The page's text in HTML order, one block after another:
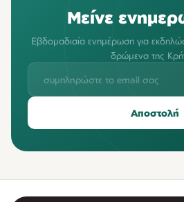
Μείνε
Εβδομαδιαία ενημέρωση για
δρώμενα της
Αποστολή